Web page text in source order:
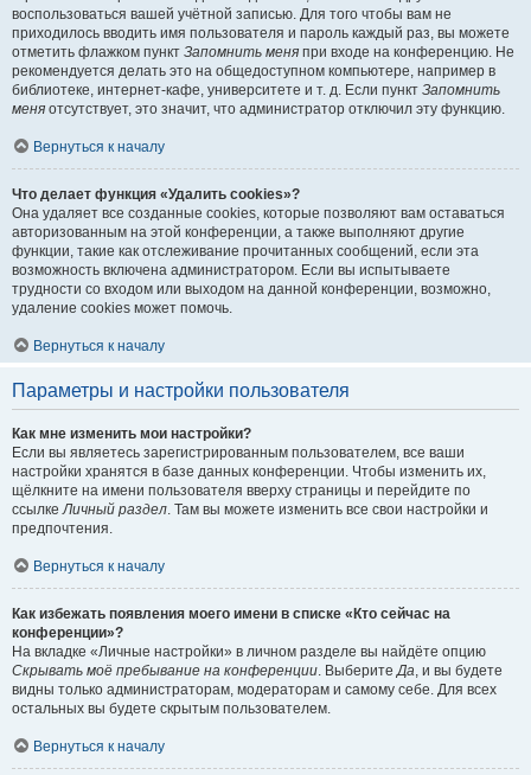
воспользоваться вашей учётной записью. Для того чтобы вам не
приходилось вводить имя пользователя и пароль каждый раз, вы можете
отметить флажком пункт Запомнить меня при входе на конференцию. Не
рекомендуется делать это на общедоступном компьютере, например в
библиотеке, интернет-кафе, университете и т. д. Если пункт Запомнить
меня отсутствует, это значит, что администратор отключил эту функцию.
Вернуться к началу
Что делает функция «Удалить cookies»?
Она удаляет все созданные cookies, которые позволяют вам оставаться
авторизованным на этой конференции, а также выполняют другие
функции, такие как отслеживание прочитанных сообщений, если эта
возможность включена администратором. Если вы испытываете
трудности со входом или выходом на данной конференции, возможно,
удаление cookies может помочь.
Вернуться к началу
Параметры и настройки пользователя
Как мне изменить мои настройки?
Если вы являетесь зарегистрированным пользователем, все ваши
настройки хранятся в базе данных конференции. Чтобы изменить их,
щёлкните на имени пользователя вверху страницы и перейдите по
ссылкеЛичный раздел. Там вы можете изменить все свои настройки и
предпочтения.
Вернуться к началу
Как избежать появления моего имени в списке «Кто сейчас на
конференции»?
На вкладке «Личные настройки» в личном разделе вы найдёте опцию
Скрывать моё пребывание на конференции. ВыберитеДа, и вы будете
видны только администраторам, модераторам и самому себе. Для всех
остальных вы будете скрытым пользователем.
Вернуться к началу